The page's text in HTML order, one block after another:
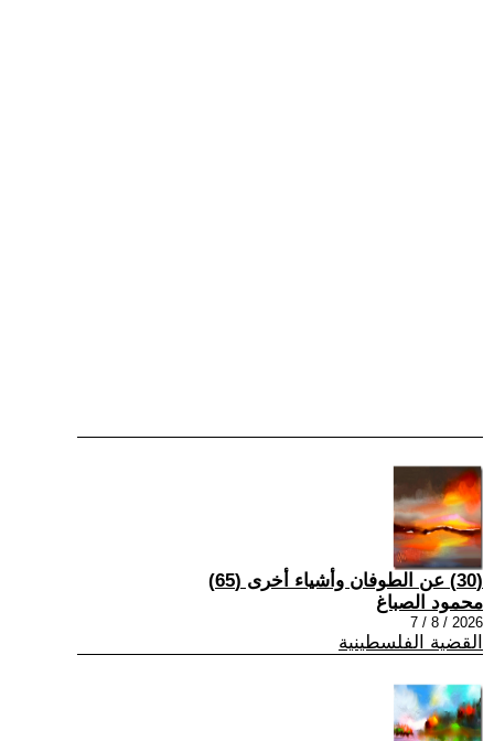
(30) عن الطوفان وأشياء أخرى (65)
محمود الصباغ
2026 / 8 / 7
القضية الفلسطينية